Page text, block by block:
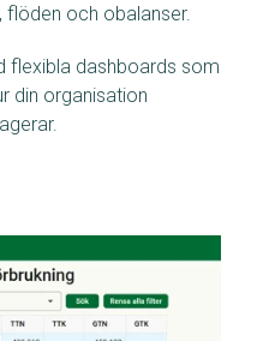
flöden och obalanser.
flexibla dashboards som
din organisation